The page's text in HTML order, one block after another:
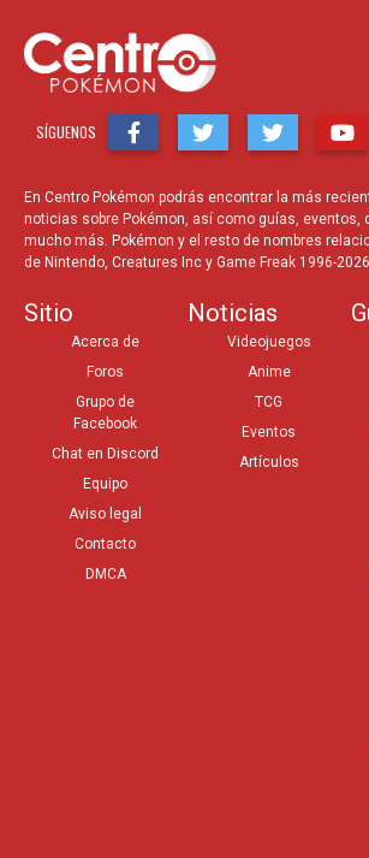
SÍGUENOS
En Centro Pokémon podrás encontrar la más
noticias sobre Pokémon, así como guías, eventos,
mucho más. Pokémon y el resto de nombres
de Nintendo, Creatures Inc y Game Freak 1996-
Sitio
Acerca de
Foros
Grupo de
Facebook
Chat en Discord
Equipo
Aviso legal
Contacto
DMCA
Noticias
Videojuegos
Anime
TCG
Eventos
Artículos